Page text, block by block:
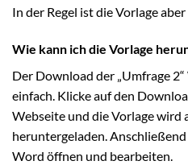
In der Regel ist die Vorlage
Wie kann ich die Vorlage
Der Download der „Umfrage
einfach. Klicke auf den
Webseite und die Vorlage wird
heruntergeladen.
Word öffnen und bearbeiten.